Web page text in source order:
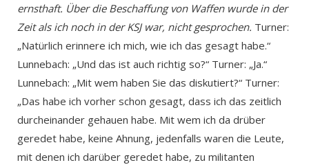
ernsthaft. Über die Beschaffung von Waffen wurde in der
Zeit als ich noch in der KSJ war, nicht gesprochen. Turner:
„Natürlich erinnere ich mich, wie ich das gesagt habe.“
Lunnebach: „Und das ist auch richtig so?“ Turner: „Ja.“
Lunnebach: „Mit wem haben Sie das diskutiert?“ Turner:
„Das habe ich vorher schon gesagt, dass ich das zeitlich
durcheinander gehauen habe. Mit wem ich da drüber
geredet habe, keine Ahnung, jedenfalls waren die Leute,
mit denen ich darüber geredet habe, zu militanten